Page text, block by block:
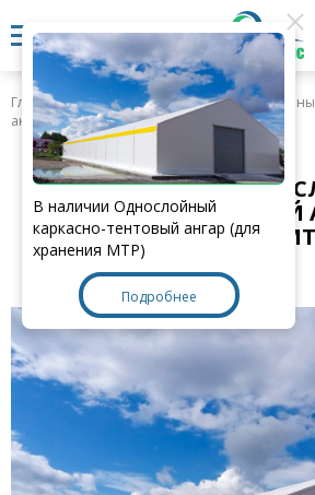
Главная > Новости > В наличии
ангар (для хранения МТР)
В НАЛИЧИИ
КАРКАСНО-ТЕНТОВЫЙ
ХРАНЕНИЯ
В наличии Однослойный
каркасно-тентовый ангар (для
хранения МТР)
Подробнее